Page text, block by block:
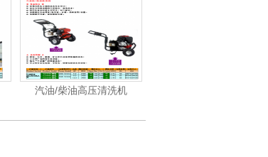
汽油/柴油高压清洗机